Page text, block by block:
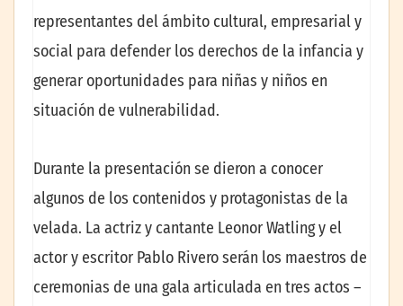
representantes del ámbito cultural, empresarial y
social para defender los derechos de la infancia y
generar oportunidades para niñas y niños en
situación de vulnerabilidad.
Durante la presentación se dieron a conocer
algunos de los contenidos y protagonistas de la
velada. La actriz y cantante Leonor Watling y el
actor y escritor Pablo Rivero serán los maestros de
ceremonias de una gala articulada en tres actos –